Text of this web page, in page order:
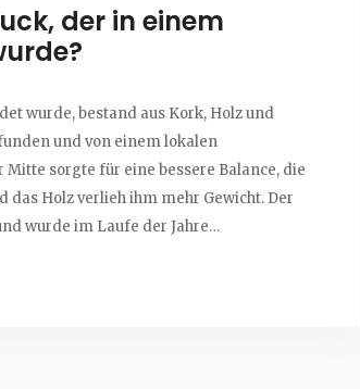
der in einem
wurde, bestand aus Kork, Holz und
und von einem lokalen
sorgte für eine bessere Balance, die
Holz verlieh ihm mehr Gewicht. Der
wurde im Laufe der Jahre